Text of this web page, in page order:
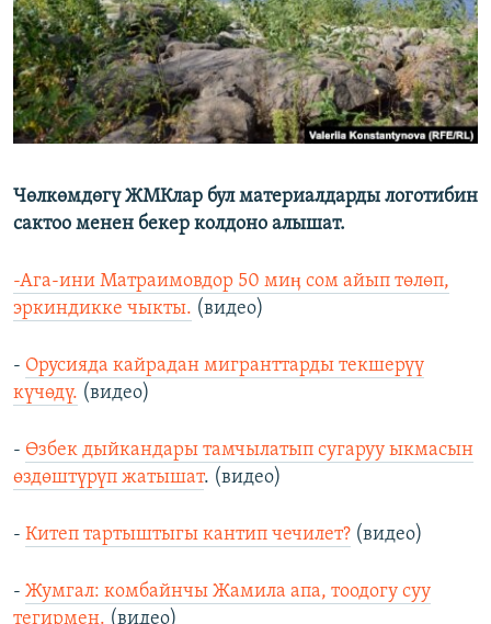
Чөлкөмдөгү ЖМКлар бул материалдарды логотибин
сактоо менен бекер колдоно алышат.
-Ага-ини Матраимовдор 50 миӊ сом айып төлөп,
эркиндикке чыкты. (видео)
- Орусияда кайрадан мигранттарды текшерүү
күчөдү. (видео)
- Өзбек дыйкандары тамчылатып сугаруу ыкмасын
өздөштүрүп жатышат. (видео)
- Китеп тартыштыгы кантип чечилет? (видео)
- Жумгал: комбайнчы Жамила апа, тоодогу суу
тегирмен. (видео)